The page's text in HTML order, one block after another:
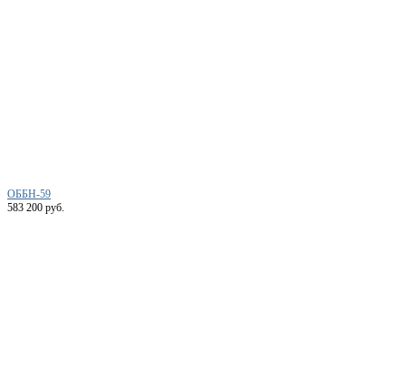
ОББН-59
583 200 руб.